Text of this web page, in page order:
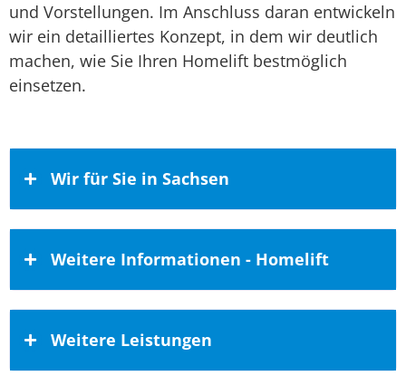
und Vorstellungen. Im Anschluss daran entwickeln
wir ein detailliertes Konzept, in dem wir deutlich
machen, wie Sie Ihren Homelift bestmöglich
einsetzen.
Wir für Sie in Sachsen
Unser Leistungsprogramm für Kunden
Durch unsere Geschäftstätigkeit haben wir
uns einen ausgezeichneten Überblick über
Weitere Informationen - Homelift
Hohe Qualität, beste Preise –
Mobilitätslösungen vom Fachbetrieb
Weitere Leistungen